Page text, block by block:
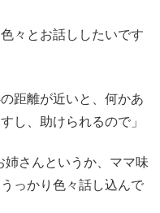
々とお話ししたいです
距離が近いと、何かあ
し、助けられるので」
さんというか、ママ味
っかり色々話し込んで